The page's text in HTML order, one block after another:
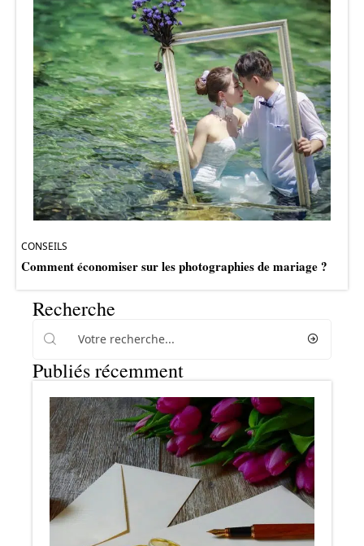
CONSEILS
Comment économiser sur les photographies de mariage ?
Recherche
Publiés récemment